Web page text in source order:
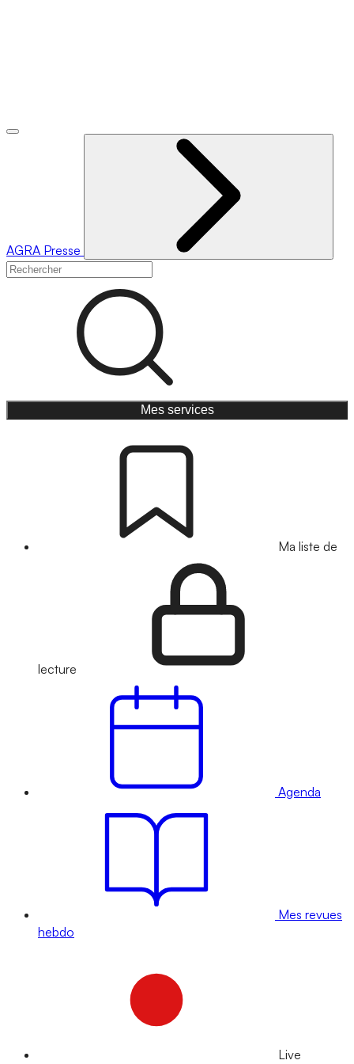
AGRA Presse
Mes services
Ma liste de
lecture
Agenda
Mes revues
hebdo
Live